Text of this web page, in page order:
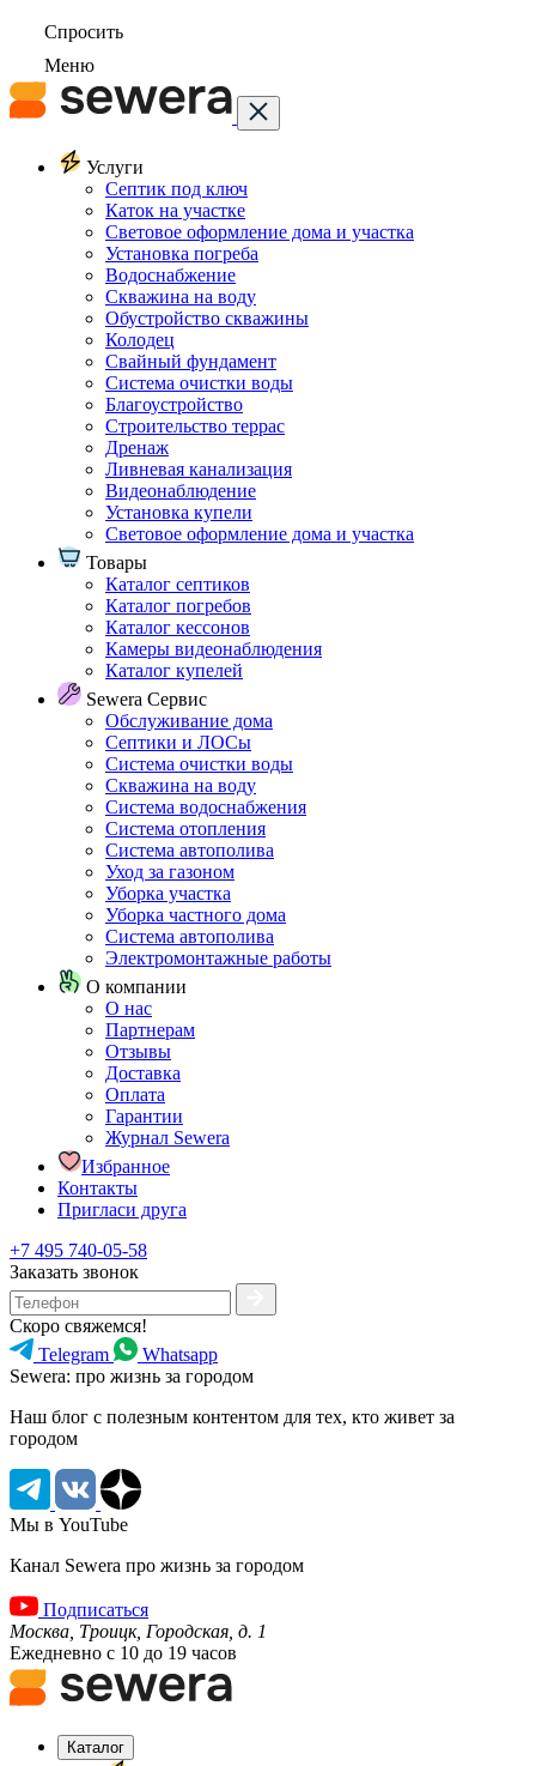
Спросить
Меню
Услуги
Септик под ключ
Каток на участке
Световое оформление дома и участка
Установка погреба
Водоснабжение
Скважина на воду
Обустройство скважины
Колодец
Свайный фундамент
Система очистки воды
Благоустройство
Строительство террас
Дренаж
Ливневая канализация
Видеонаблюдение
Установка купели
Световое оформление дома и участка
Товары
Каталог септиков
Каталог погребов
Каталог кессонов
Камеры видеонаблюдения
Каталог купелей
Sewera Сервис
Обслуживание дома
Септики и ЛОСы
Система очистки воды
Скважина на воду
Система водоснабжения
Система отопления
Система автополива
Уход за газоном
Уборка участка
Уборка частного дома
Система автополива
Электромонтажные работы
О компании
О нас
Партнерам
Отзывы
Доставка
Оплата
Гарантии
Журнал Sewera
Избранное
Контакты
Пригласи друга
+7 495 740-05-58
Заказать звонок
Скоро свяжемся!
Telegram
Whatsapp
Sewera: про жизнь за городом
Наш блог c полезным контентом для тех, кто живет за
городом
Мы в YouTube
Канал Sewera про жизнь за городом
Подписаться
Москва, Троицк, Городская, д. 1
Ежедневно с 10 до 19 часов
Каталог